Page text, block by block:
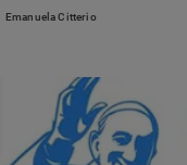
Devozione
e
volta, a Credere
Emanuela Citterio